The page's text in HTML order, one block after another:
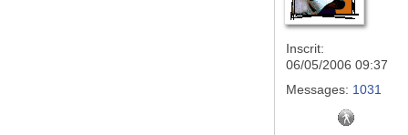
Inscrit:
06/05/2006 09:37
Messages: 1031